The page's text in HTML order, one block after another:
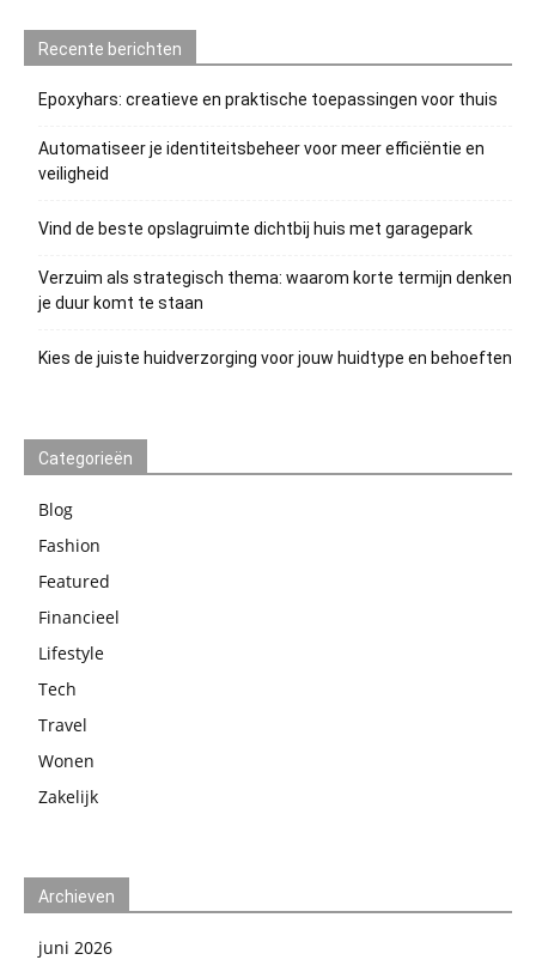
Recente berichten
Epoxyhars: creatieve en praktische toepassingen voor thuis
Automatiseer je identiteitsbeheer voor meer efficiëntie en
veiligheid
Vind de beste opslagruimte dichtbij huis met garagepark
Verzuim als strategisch thema: waarom korte termijn denken
je duur komt te staan
Kies de juiste huidverzorging voor jouw huidtype en behoeften
Categorieën
Blog
Fashion
Featured
Financieel
Lifestyle
Tech
Travel
Wonen
Zakelijk
Archieven
juni 2026